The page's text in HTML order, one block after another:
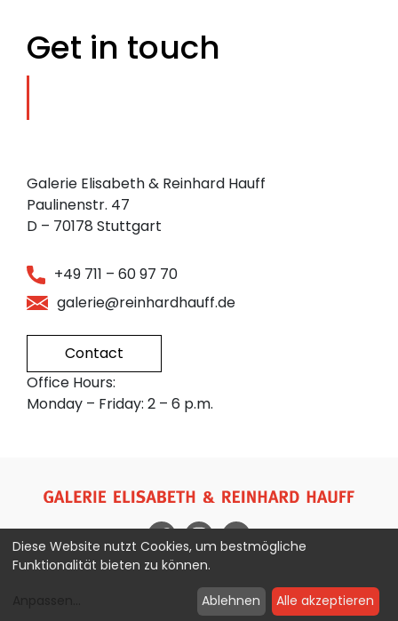
Get in touch
Galerie Elisabeth & Reinhard Hauff
Paulinenstr. 47
D – 70178 Stuttgart
+49 711 – 60 97 70
galerie@reinhardhauff.de
Contact
Office Hours:
Monday – Friday: 2 – 6 p.m.
ImprintPrivacy Policy
Diese Website nutzt Cookies, um bestmögliche
Funktionalität bieten zu können.
Ablehnen Alle akzeptieren